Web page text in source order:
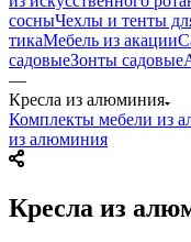
сосныЧехлы и тенты
тикаМебель из акации
садовыеЗонты садовые
—
Кресла из алюминия
Комплекты мебели из
из алюминия
Кресла из